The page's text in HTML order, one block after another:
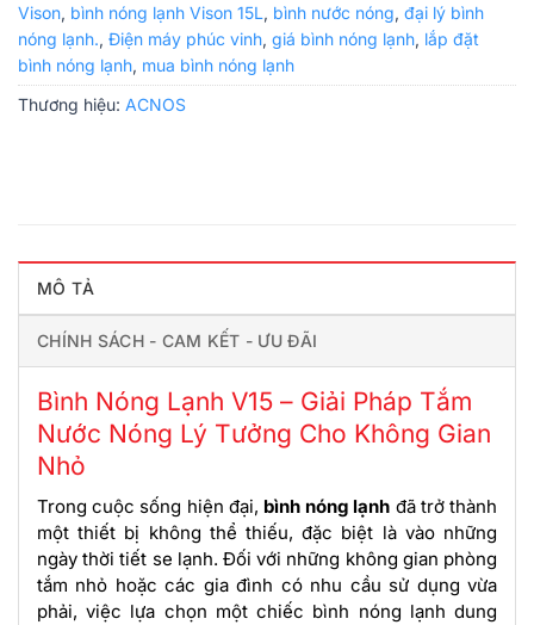
Vison, bình nóng lạnh Vison 15L, bình nước nóng, đại lý bình
nóng lạnh., Điện máy phúc vinh, giá bình nóng lạnh, lắp đặt
bình nóng lạnh, mua bình nóng lạnh
Thương hiệu: ACNOS
MÔ TẢ
CHÍNH SÁCH - CAM KẾT - ƯU ĐÃI
Bình Nóng Lạnh V15 – Giải Pháp Tắm
Nước Nóng Lý Tưởng Cho Không Gian
Nhỏ
Trong cuộc sống hiện đại, bình nóng lạnh đã trở thành
một thiết bị không thể thiếu, đặc biệt là vào những
ngày thời tiết se lạnh. Đối với những không gian phòng
tắm nhỏ hoặc các gia đình có nhu cầu sử dụng vừa
phải, việc lựa chọn một chiếc bình nóng lạnh dung